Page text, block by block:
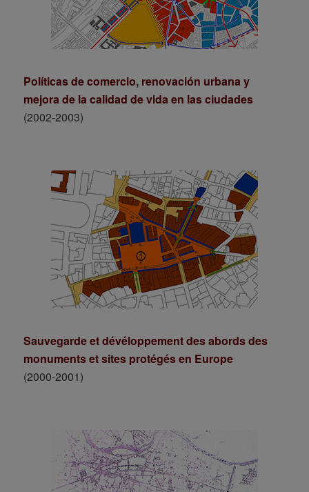
Políticas de comercio, renovación urbana y
mejora de la calidad de vida en las ciudades
(2002-2003)
Sauvegarde et dévéloppement des abords des
monuments et sites protégés en Europe
(2000-2001)